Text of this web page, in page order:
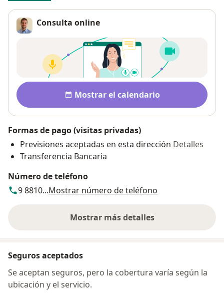
Consulta online
Disponibilidad
Mostrar el calendario
Formas de pago (visitas privadas)
Previsiones aceptadas en esta dirección Detalles
Transferencia Bancaria
Número de teléfono
9 8810...Mostrar número de teléfono
Mostrar más detalles
sobre la dirección
Seguros aceptados
Se aceptan seguros, pero la cobertura varía según la
ubicación y el servicio.